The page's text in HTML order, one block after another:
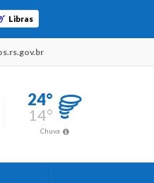
Libras
24°
14°
Chuva